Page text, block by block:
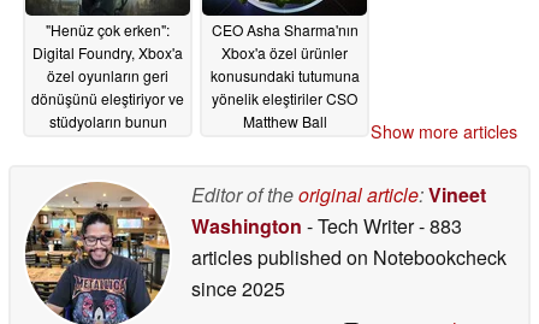
"Henüz çok erken":
Digital Foundry, Xbox'a
özel oyunların geri
dönüşünü eleştiriyor ve
stüdyoların bunun
ediyor
06/11/2026
CEO Asha Sharma'nın
Xbox'a özel ürünler
konusundaki tutumuna
yönelik eleştiriler CSO
Matthew Ball
Show more articles
Editor of theoriginal article:Vineet
Washington - Tech Writer- 883
articles published on Notebookcheck
since 2025